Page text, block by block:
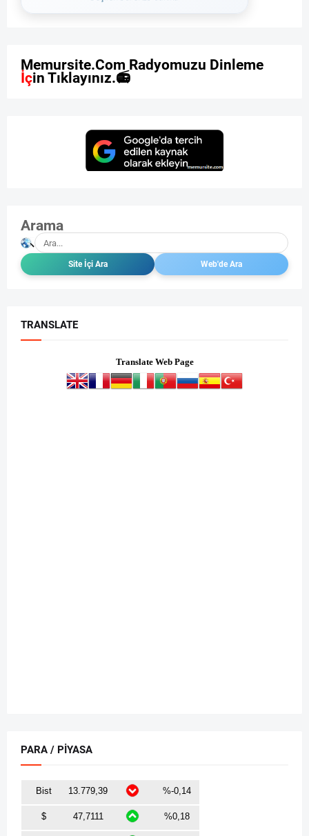
Memursite.Com Radyomuzu Din eme
İçin Tı kl ayınız.
Arama
TRANSLATE
Translate Web Page
PARA / PİYASA